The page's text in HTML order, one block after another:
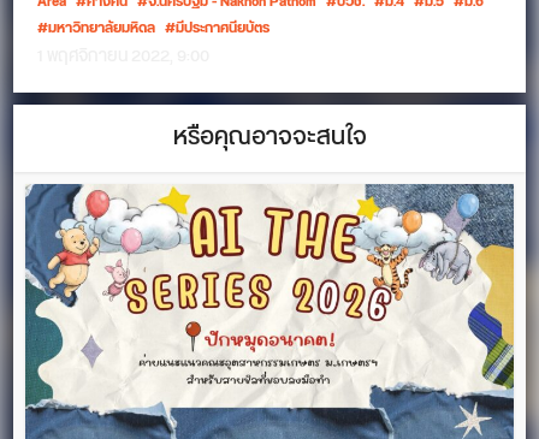
มหาวิทยาลัยมหิดล
มีประกาศนียบัตร
หรือคุณอาจจะสนใจ